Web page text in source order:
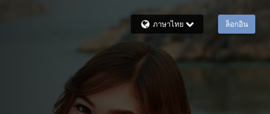
ภาษาไทย ล็อกอิน